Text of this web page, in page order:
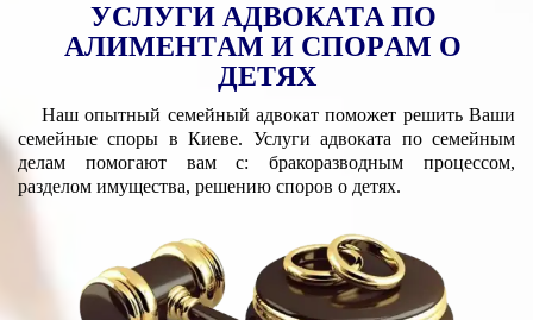
УСЛУГИ АДВОКАТА ПО
АЛИМЕНТАМ И СПОРАМ О
ДЕТЯХ
Наш опытный семейный адвокат поможет решить Ваши
семейные споры в Киеве. Услуги адвоката по семейным
делам помогают вам с: бракоразводным процессом,
разделом имущества, решению споров о детях.